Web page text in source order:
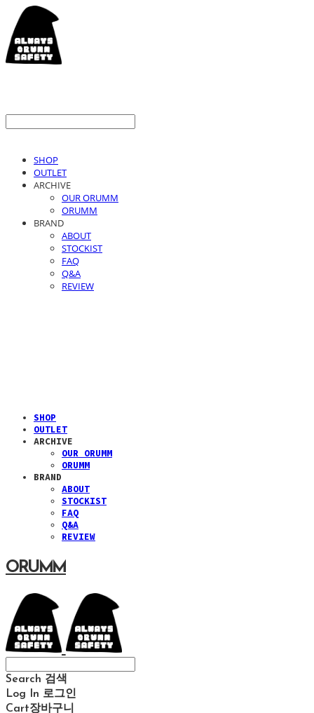
SHOP
OUTLET
ARCHIVE
OUR ORUMM
ORUMM
BRAND
ABOUT
STOCKIST
FAQ
Q&A
REVIEW
SHOP
OUTLET
ARCHIVE
OUR ORUMM
ORUMM
BRAND
ABOUT
STOCKIST
FAQ
Q&A
REVIEW
ORUMM
Search 검색
Log In 로그인
Cart장바구니